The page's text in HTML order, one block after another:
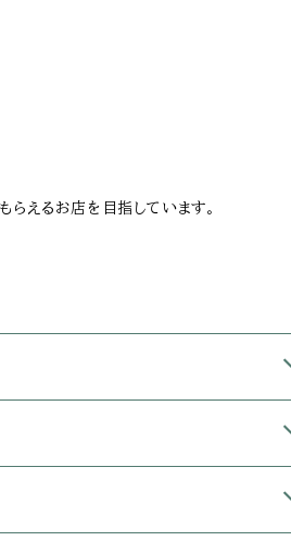
らえるお店を目指しています。